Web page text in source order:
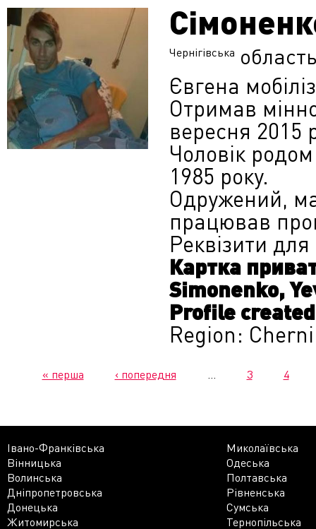
Чернігівська область
Євгена
Отримав
вересня 2015
Чоловік
1985 року.
Одружений,
працював
Реквізити
Картка
Simonenko,
Profile
Region:
« перша ‹ попередня 3 4
Івано-Франківська
Миколаївська
Вінницька
Одеська
Волинська
Полтавська
Дніпропетровська
Рівненська
Донецька
Сумська
Житомирська
Тернопільська